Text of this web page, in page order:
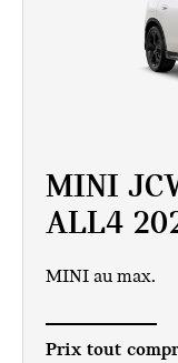
MINI
ALL4
MINI au max.
Prix tout